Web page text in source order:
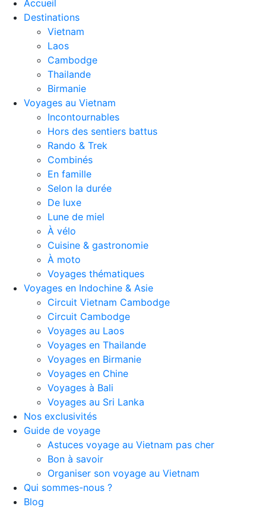
Accueil
Destinations
Vietnam
Laos
Cambodge
Thailande
Birmanie
Voyages au Vietnam
Incontournables
Hors des sentiers battus
Rando & Trek
Combinés
En famille
Selon la durée
De luxe
Lune de miel
À vélo
Cuisine & gastronomie
À moto
Voyages thématiques
Voyages en Indochine & Asie
Circuit Vietnam Cambodge
Circuit Cambodge
Voyages au Laos
Voyages en Thailande
Voyages en Birmanie
Voyages en Chine
Voyages à Bali
Voyages au Sri Lanka
Nos exclusivités
Guide de voyage
Astuces voyage au Vietnam pas cher
Bon à savoir
Organiser son voyage au Vietnam
Qui sommes-nous ?
Blog